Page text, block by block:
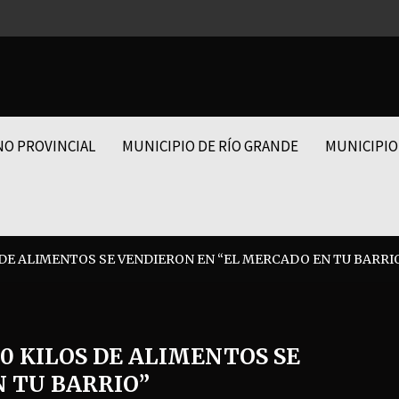
PROVINCIAL MUNICIPIO DE RÍO GRANDE
ALIMENTOS SE VENDIERON EN “EL MERCADO EN TU
KILOS DE ALIMENTOS SE
TU BARRIO”